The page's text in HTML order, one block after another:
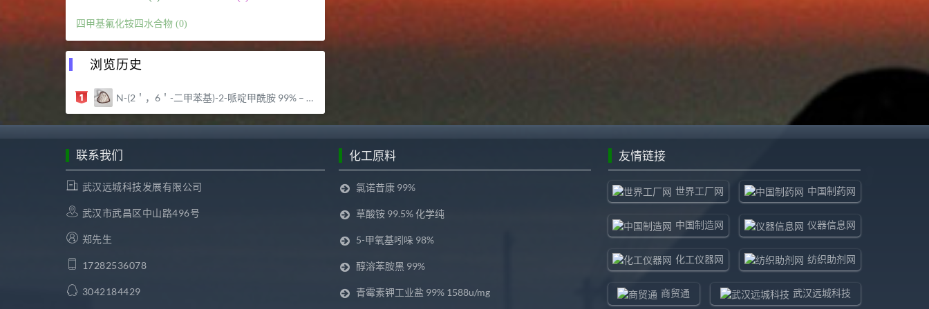
四甲基氟化铵四水合物 (0)
浏览历史
N-(2＇，6＇-二甲苯基)-2-哌啶甲酰胺 99% – 武汉远城科技发展有限公司
联系我们
武汉远城科技发展有限公司
武汉市武昌区中山路496号
郑先生
17282536078
3042184429
化工原料
氯诺昔康 99%
草酸铵 99.5% 化学纯
5-甲氧基吲哚 98%
醇溶苯胺黑 99%
青霉素钾工业盐 99% 1588u/mg
友情链接
世界工厂网 中国制药网
中国制造网 仪器信息网
化工仪器网 纺织助剂网
商贸通 武汉远城科技